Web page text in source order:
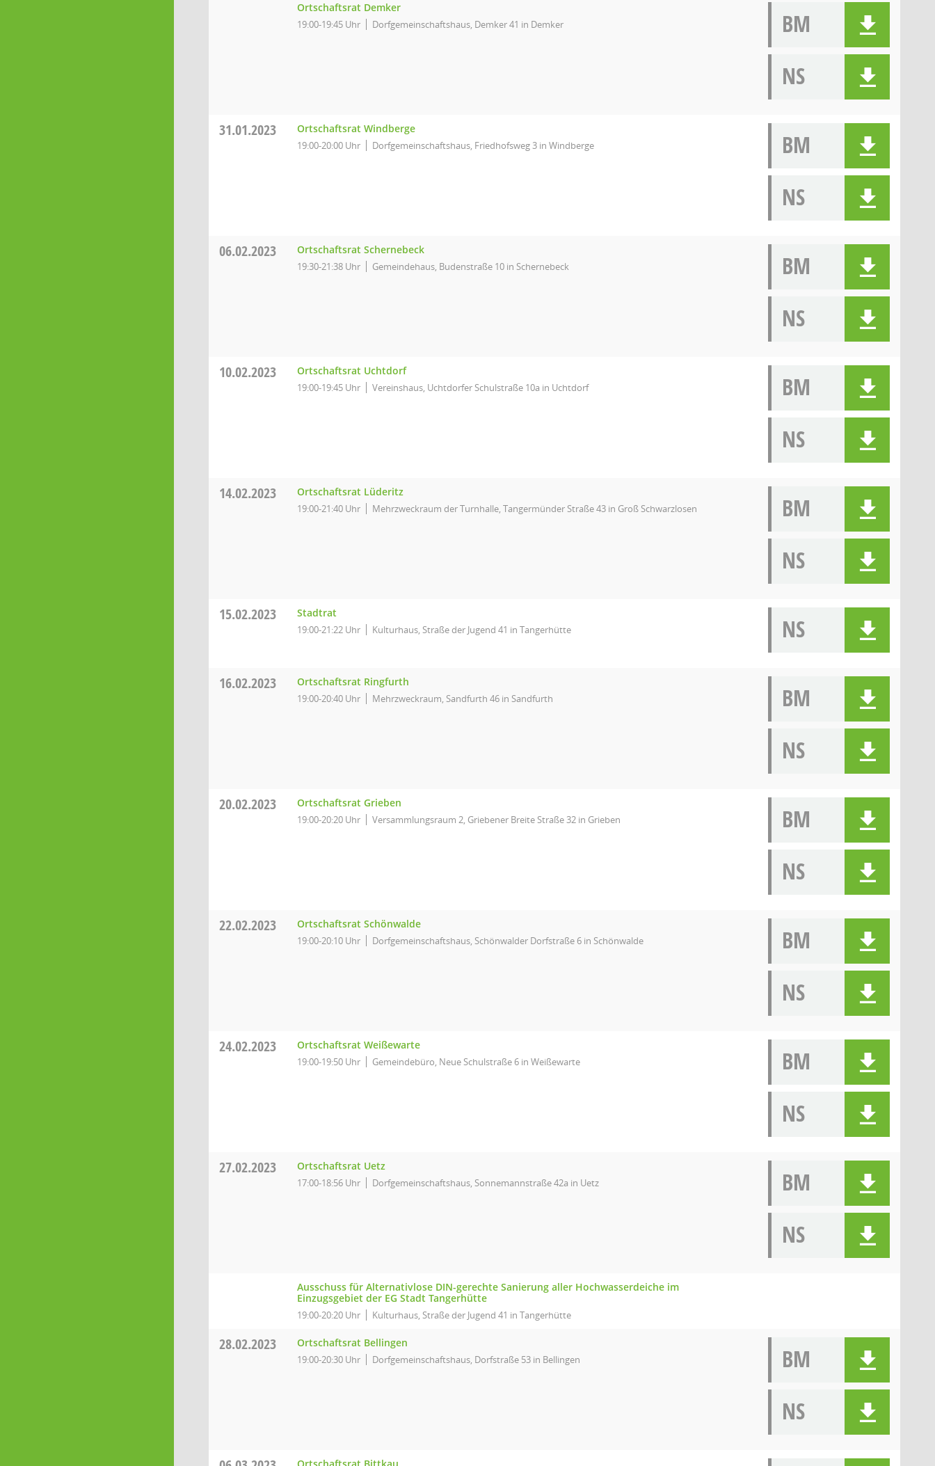
Ortschaftsrat Demker
19:00-19:45 Uhr Dorfgemeinschaftshaus, Demker 41 in Demker
BM
NS
31.01.2023 Ortschaftsrat Windberge
19:00-20:00 Uhr Dorfgemeinschaftshaus, Friedhofsweg 3 in Windberge
BM
NS
06.02.2023 Ortschaftsrat Schernebeck
19:30-21:38 Uhr Gemeindehaus, Budenstraße 10 in Schernebeck
BM
NS
10.02.2023 Ortschaftsrat Uchtdorf
19:00-19:45 Uhr Vereinshaus, Uchtdorfer Schulstraße 10a in Uchtdorf
BM
NS
14.02.2023 Ortschaftsrat Lüderitz
19:00-21:40 Uhr Mehrzweckraum der Turnhalle, Tangermünder Straße 43 in Groß Schwarzlosen
BM
NS
15.02.2023 Stadtrat
19:00-21:22 Uhr Kulturhaus, Straße der Jugend 41 in Tangerhütte NS
16.02.2023 Ortschaftsrat Ringfurth
19:00-20:40 Uhr Mehrzweckraum, Sandfurth 46 in Sandfurth
BM
NS
20.02.2023 Ortschaftsrat Grieben
19:00-20:20 Uhr Versammlungsraum 2, Griebener Breite Straße 32 in Grieben
BM
NS
22.02.2023 Ortschaftsrat Schönwalde
19:00-20:10 Uhr Dorfgemeinschaftshaus, Schönwalder Dorfstraße 6 in Schönwalde
BM
NS
24.02.2023 Ortschaftsrat Weißewarte
19:00-19:50 Uhr Gemeindebüro, Neue Schulstraße 6 in Weißewarte
BM
NS
27.02.2023 Ortschaftsrat Uetz
17:00-18:56 Uhr Dorfgemeinschaftshaus, Sonnemannstraße 42a in Uetz
BM
NS
Ausschuss für Alternativlose DIN-gerechte Sanierung aller Hochwasserdeiche im
Einzugsgebiet der EG Stadt Tangerhütte
19:00-20:20 Uhr Kulturhaus, Straße der Jugend 41 in Tangerhütte
28.02.2023 Ortschaftsrat Bellingen
19:00-20:30 Uhr Dorfgemeinschaftshaus, Dorfstraße 53 in Bellingen
BM
NS